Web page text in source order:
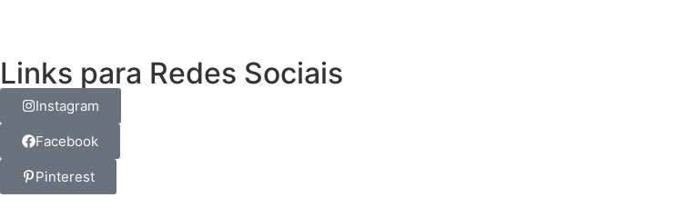
Links para Redes Sociais
Instagram
Facebook
Pinterest